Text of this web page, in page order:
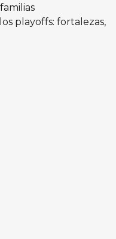
playoffs: fortalezas,